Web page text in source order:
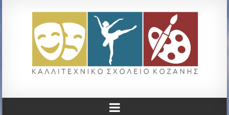
ΚΑΛΛΙΤΕΧΝΙΚΟ ΓΥΜΝΑΣΙΟ
ΚΟΖΑΝΗΣ